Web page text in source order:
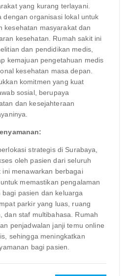
yang kurang terlayani.
dengan organisasi lokal untuk
kesehatan masyarakat dan
kesehatan. Rumah sakit ini
dan pendidikan medis,
kemajuan pengetahuan medis
kesehatan masa depan.
komitmen yang kuat
sosial, berupaya
dan kesejahteraan
strategis di Surabaya,
oleh pasien dari seluruh
ini menawarkan berbagai
memastikan pengalaman
pasien dan keluarga
parkir yang luas, ruang
dan staf multibahasa. Rumah
penjadwalan janji temu online
sehingga meningkatkan
bagi pasien.